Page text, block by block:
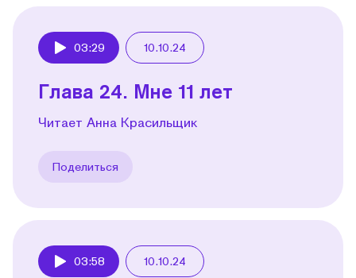
03:29 10.10.24
Глава 24. Мне 11 лет
Читает Анна Красильщик
Поделиться
03:58 10.10.24